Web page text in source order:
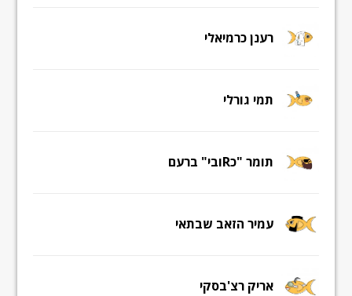
רענן כרמיאלי
תמי גורלי
תומר "כRובי" ברעם
עמיר הזאב שבתאי
אריק רצ'בסקי